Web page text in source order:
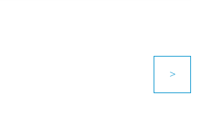
>